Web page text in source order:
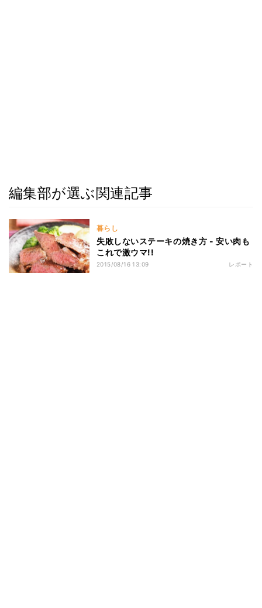
編集部が選ぶ関連記事
暮らし
失敗しないステーキの焼き方 - 安い肉も
これで激ウマ!!
2015/08/16 13:09 レポート